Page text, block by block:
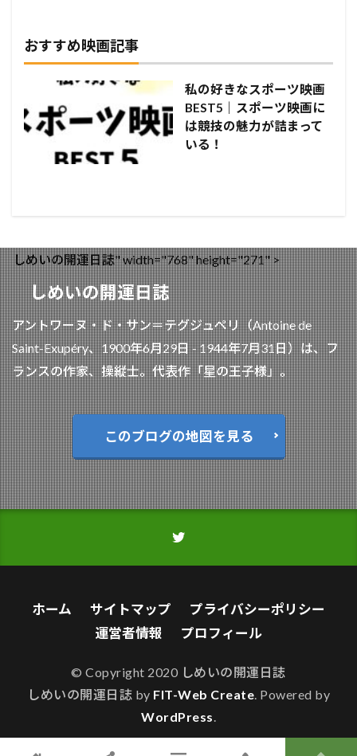
おすすめ映画記事
私の好きなスポーツ映画
BEST5｜スポーツ映画に
は競技の魅力が詰まって
いる！
しめいの開運日誌" width="768" height="271" >
しめいの開運日誌
アントワーヌ・ド・サン＝テグジュペリ（Antoine de
Saint-Exupéry、1900年6月29日 - 1944年7月31日）は、フ
ランスの作家、操縦士。代表作「星の王子様」。
このブログの地図を見る
ホーム サイトマップ
プライバシーポリシー
運営者情報
プロフィール
© Copyright 2020 しめいの開運日誌
しめいの開運日誌 by FIT-Web Create . Powered by
WordPress